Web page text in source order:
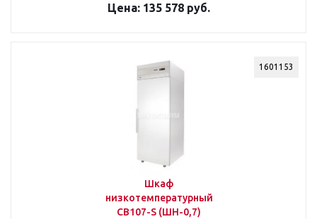
135 578 руб.
1601153
Шкаф
низкотемпературный
СВ107-S (ШН-0,7)